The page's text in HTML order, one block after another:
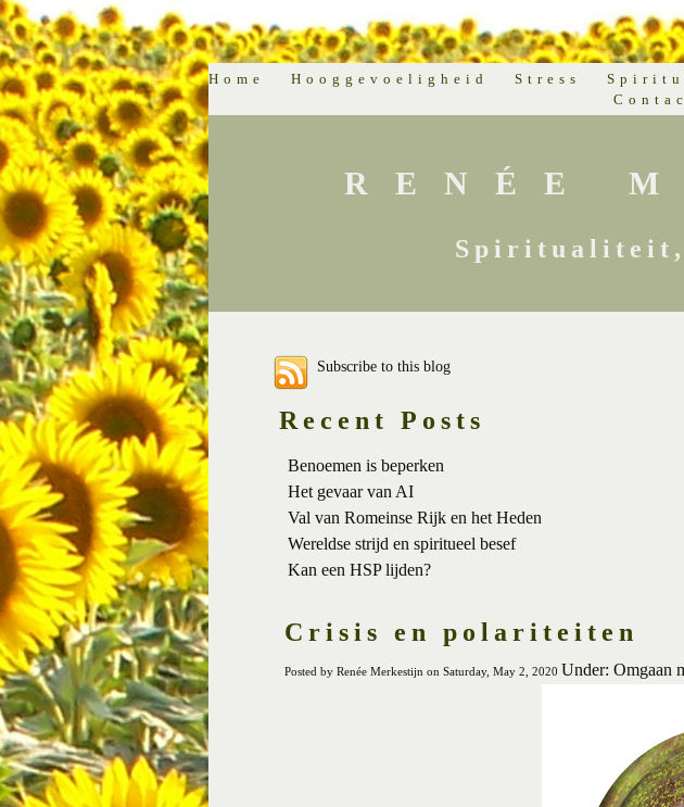
Home Hooggevoeligheid Stress
RENÉE
Spiritualiteit,
Subscribe to this blog
Recent Posts
Benoemen is beperken
Het gevaar van AI
Val van Romeinse Rijk en het Heden
Wereldse strijd en spiritueel besef
Kan een HSP lijden?
Crisis en polariteiten
Posted by Renée Merkestijn on Saturday, May 2, 2020 Under: Omgaan